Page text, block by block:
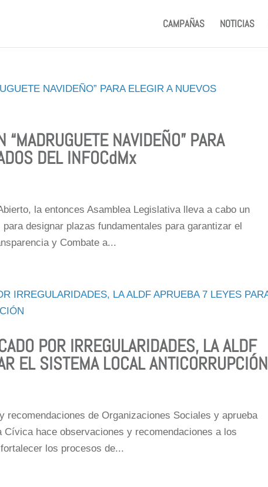
CAMPAÑAS NOTICIAS
NAVIDEÑO” PARA
DEL INFOCdMx
la entonces Asamblea Legislativa lleva a cabo un
designar plazas fundamentales para garantizar el
y Combate a...
POR IRREGULARIDADES, LA ALDF
EL SISTEMA LOCAL ANTICORRUPCIÓN
recomendaciones de Organizaciones Sociales y aprueba
hace observaciones y recomendaciones a los
los procesos de...